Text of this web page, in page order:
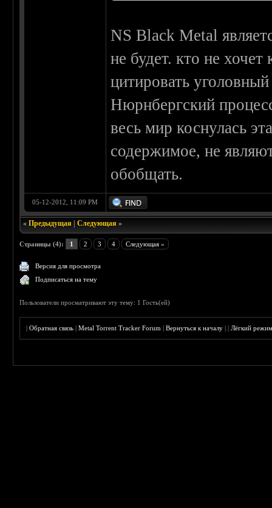
NS Black Metal
не будет. кто не хочет
цитировать
Нюрнбергский
весь мир коснулась
содержимое, не
обобщать.
05-12-2012, 11:09 PM
«Предыдущая |Следующая »
Страницы (4): 1 2 3 4 Следующая »
Версия для просмотра
Подписаться на тему
Пользователи просматривают эту тему: 1 Гость(ей)
|Обратная связь |Metal Torrent Tracker Forum |Вернуться к началу ||Лёгкий